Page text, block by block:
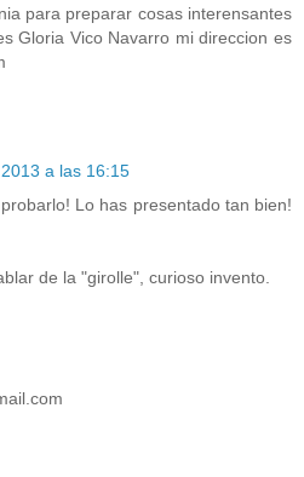
para preparar cosas interensantes
Gloria Vico Navarro mi direccion es
a las 16:15
Lo has presentado tan bien!
de la "girolle", curioso invento.